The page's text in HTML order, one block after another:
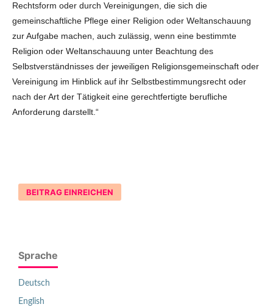
Rechtsform oder durch Vereinigungen, die sich die
gemeinschaftliche Pflege einer Religion oder Weltanschauung
zur Aufgabe machen, auch zulässig, wenn eine bestimmte
Religion oder Weltanschauung unter Beachtung des
Selbstverständnisses der jeweiligen Religionsgemeinschaft oder
Vereinigung im Hinblick auf ihr Selbstbestimmungsrecht oder
nach der Art der Tätigkeit eine gerechtfertigte berufliche
Anforderung darstellt.“
BEITRAG EINREICHEN
Sprache
Deutsch
English